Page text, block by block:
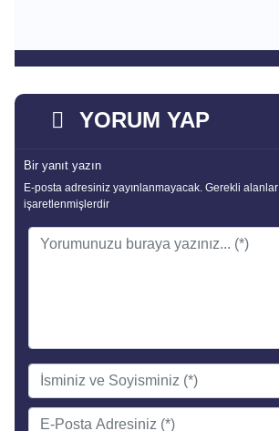
YORUM YAP
Bir yanıt yazın
E-posta adresiniz yayınlanmayacak. Gerekli alanlar
işaretlenmişlerdir